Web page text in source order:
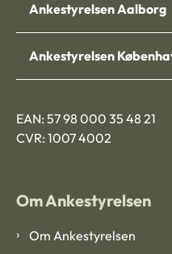
Ankestyrelsen Aalborg
Ankestyrelsen
EAN: 57 98 000 35 48 21
CVR: 1007 4002
Om Ankestyrelsen
Om Ankestyrelsen